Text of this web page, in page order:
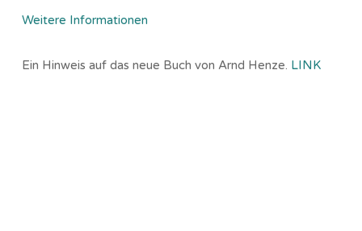
Weitere Informationen
Ein Hinweis auf das neue Buch von Arnd Henze. LINK